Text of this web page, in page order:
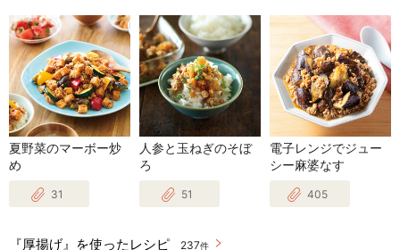
夏野菜のマーボー炒
め
31
人参と玉ねぎのそぼ
ろ
51
電子レンジでジュー
シー麻婆なす
405
『厚揚げ』を使ったレシピ 237件